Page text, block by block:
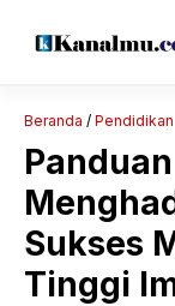
Beranda / Pendidikan
Sukses
Tinggi